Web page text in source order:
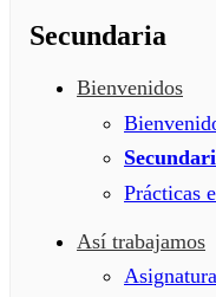
Secundaria
Bienvenidos
Prácticas
Así trabajamos